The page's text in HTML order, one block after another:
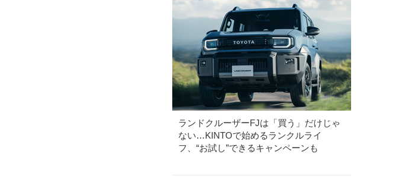
ランドクルーザーFJは「買う」だけじゃ
ない…KINTOで始めるランクルライ
フ、“お試し”できるキャンペーンも